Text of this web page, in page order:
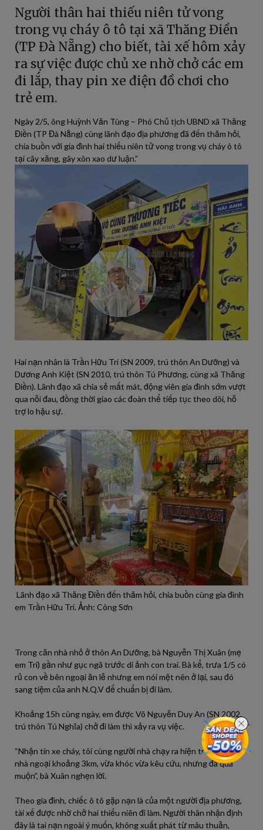
Người thân hai thiếu niên tử vong
trong vụ cháy ô tô tại xã Thăng Điền
(TP Đà Nẵng) cho biết, tài xế hôm xảy
ra sự việc được chủ xe nhờ chở các em
đi lắp, thay pin xe điện đồ chơi cho
trẻ em.
Ngày 2/5, ông Huỳnh Văn Tùng – Phó Chủ tịch UBND xã Thăng
Điền (TP Đà Nẵng) cùng lãnh đạo địa phương đã đến thăm hỏi,
chia buồn với gia đình hai thiếu niên tử vong trong vụ cháy ô tô
tại cây xăng, gây xôn xao dư luận.”
Hai nạn nhân là Trần Hữu Trí (SN 2009, trú thôn An Dưỡng) và
Dương Anh Kiệt (SN 2010, trú thôn Tú Phương, cùng xã Thăng
Điền). Lãnh đạo xã chia sẻ mất mát, động viên gia đình sớm vượt
qua nỗi đau, đồng thời giao các đoàn thể tiếp tục theo dõi, hỗ
trợ lo hậu sự.
Lãnh đạo xã Thăng Điền đến thăm hỏi, chia buồn cùng gia đình
em Trần Hữu Trí. Ảnh: Công Sơn
Trong căn nhà nhỏ ở thôn An Dưỡng, bà Nguyễn Thị Xuân (mẹ
em Trí) gần như gục ngã trước di ảnh con trai. Bà kể, trưa 1/5 có
rủ con về bên ngoại ăn lễ nhưng em nói mệt nên ở lại, sau đó
sang tiệm của anh N.Q.V để chuẩn bị đi làm.
Khoảng 15h cùng ngày, em được Võ Nguyễn Duy An (SN 2002,
trú thôn Tú Nghĩa) chở đi làm thì xảy ra vụ việc.
“Nhận tin xe cháy, tôi cùng người nhà chạy ra hiện trường cách
nhà ngoại khoảng 3km, vừa khóc vừa kêu cứu, nhưng đã quá
muộn”, bà Xuân nghẹn lời.
Theo gia đình, chiếc ô tô gặp nạn là của một người địa phương,
tài xế được nhờ chở hai thiếu niên đi làm. Người thân nhận định
đây là tai nạn ngoài ý muốn, không xuất phát từ mâu thuẫn,